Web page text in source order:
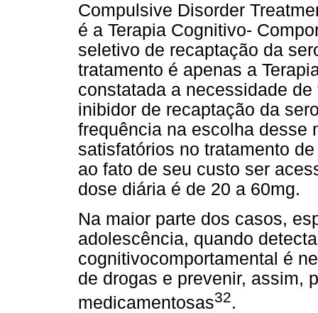
Compulsive Disorder
é a Terapia Cognitivo-
seletivo de recaptação da
tratamento é apenas a
constatada a necessidade
inibidor de recaptação da
frequência na escolha desse
satisfatórios no tratamento
ao fato de seu custo ser
dose diária é de 20 a 60mg.
Na maior parte dos casos,
adolescência, quando
cognitivocomportamental é
de drogas e prevenir, assim,
medicamentosas32.